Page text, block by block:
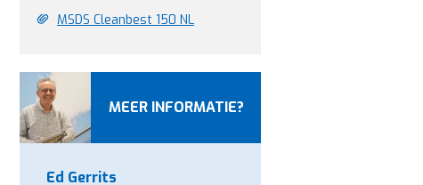
MSDS Cleanbest 150 NL
MEER INFORMATIE?
Ed Gerrits